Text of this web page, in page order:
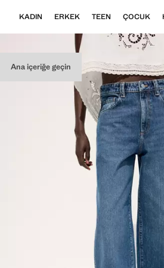
Ana içeriğe geçin
KADIN ERKEK TEEN ÇOCUK